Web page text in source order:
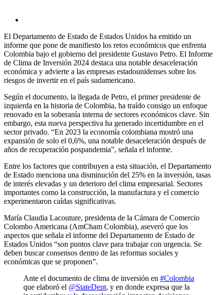
El Departamento de Estado de Estados Unidos ha emitido un
informe que pone de manifiesto los retos económicos que enfrenta
Colombia bajo el gobierno del presidente Gustavo Petro. El Informe
de Clima de Inversión 2024 destaca una notable desaceleración
económica y advierte a las empresas estadounidenses sobre los
riesgos de invertir en el país sudamericano.
Según el documento, la llegada de Petro, el primer presidente de
izquierda en la historia de Colombia, ha traído consigo un enfoque
renovado en la soberanía interna de sectores económicos clave. Sin
embargo, esta nueva perspectiva ha generado incertidumbre en el
sector privado. “En 2023 la economía colombiana mostró una
expansión de solo el 0,6%, una notable desaceleración después de
años de recuperación pospandemia”, señala el informe.
Entre los factores que contribuyen a esta situación, el Departamento
de Estado menciona una disminución del 25% en la inversión, tasas
de interés elevadas y un deterioro del clima empresarial. Sectores
importantes como la construcción, la manufactura y el comercio
experimentaron caídas significativas.
María Claudia Lacouture, presidenta de la Cámara de Comercio
Colombo Americana (AmCham Colombia), aseveró que los
aspectos que señala el informe del Departamento de Estado de
Estados Unidos “son puntos clave para trabajar con urgencia. Se
deben buscar consensos dentro de las reformas sociales y
económicas que se proponen”.
Ante el documento de clima de inversión en #Colombia
que elaboró el @StateDept, y en donde expresa que la